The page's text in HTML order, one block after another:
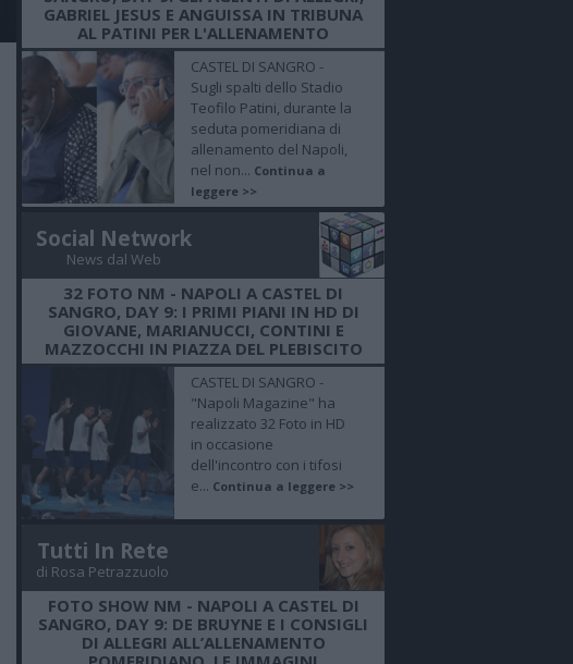
GABRIEL JESUS E ANGUISSA IN TRIBUNA
AL PATINI PER L'ALLENAMENTO
CASTEL DI SANGRO -
Sugli spalti dello Stadio
Teofilo Patini, durante la
seduta pomeridiana di
allenamento del Napoli,
nel non... Continua a
leggere >>
Social Network
News dal Web
32 FOTO NM - NAPOLI A CASTEL DI
SANGRO, DAY 9: I PRIMI PIANI IN HD DI
GIOVANE, MARIANUCCI, CONTINI E
MAZZOCCHI IN PIAZZA DEL PLEBISCITO
CASTEL DI SANGRO -
"Napoli Magazine" ha
realizzato 32 Foto in HD
in occasione
dell'incontro con i tifosi
e... Continua a leggere >>
Tutti In Rete
di Rosa Petrazzuolo
FOTO SHOW NM - NAPOLI A CASTEL DI
SANGRO, DAY 9: DE BRUYNE E I CONSIGLI
DI ALLEGRI ALL’ALLENAMENTO